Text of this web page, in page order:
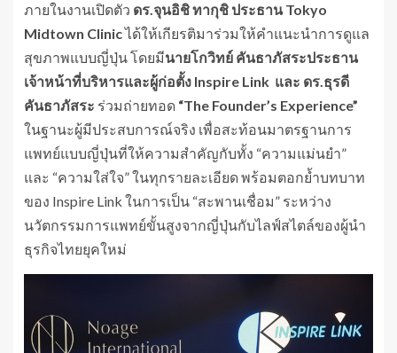
ภายในงานเปิดตัว ดร.จุนอิชิ ทากุชิ ประธานTokyo
Midtown Clinicได้ให้เกียรติมาร่วมให้คำแนะนำการดูแล
สุขภาพแบบญี่ปุ่น โดยมีนายโกวิทย์ คันธาภัสระประธาน
เจ้าหน้าที่บริหารและผู้ก่อตั้ง Inspire Link และ ดร.ธุรดี
คันธาภัสระ ร่วมถ่ายทอด “The Founder’s Experience”
ในฐานะผู้มีประสบการณ์จริง เพื่อสะท้อนมาตรฐานการ
แพทย์แบบญี่ปุ่นที่ให้ความสำคัญกับทั้ง “ความแม่นยำ”
และ “ความใส่ใจ” ในทุกรายละเอียด พร้อมตอกย้ำบทบาท
ของ Inspire Link ในการเป็น “สะพานเชื่อม” ระหว่าง
นวัตกรรมการแพทย์ขั้นสูงจากญี่ปุ่นกับไลฟ์สไตล์ของผู้นำ
ธุรกิจไทยยุคใหม่